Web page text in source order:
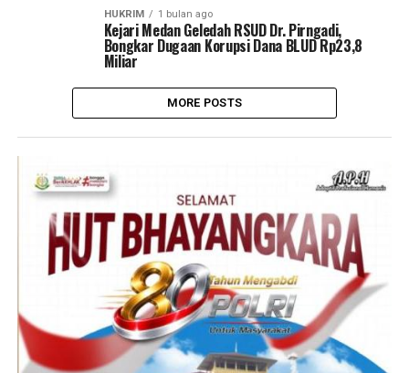
HUKRIM 1 bulan ago
Kejari Medan Geledah RSUD Dr. Pirngadi,
Bongkar Dugaan Korupsi Dana BLUD Rp23,8
Miliar
MORE POSTS